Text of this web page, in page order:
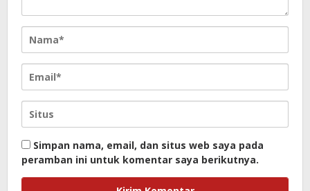
Simpan nama, email, dan situs web saya pada
peramban ini untuk komentar saya berikutnya.